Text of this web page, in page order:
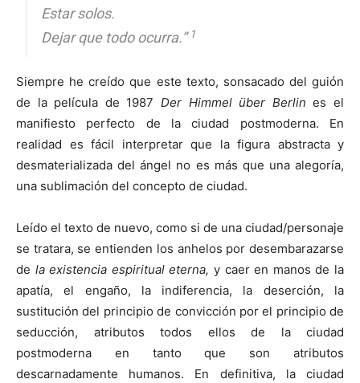
Estar solos.
Dejar que todo ocurra.” 1
Siempre he creído que este texto, sonsacado del guión
de la película de 1987 Der Himmel über Berlin es el
manifiesto perfecto de la ciudad postmoderna. En
realidad es fácil interpretar que la figura abstracta y
desmaterializada del ángel no es más que una alegoría,
una sublimación del concepto de ciudad.
Leído el texto de nuevo, como si de una ciudad/personaje
se tratara, se entienden los anhelos por desembarazarse
de la existencia espiritual eterna,y caer en manos de la
apatía, el engaño, la indiferencia, la deserción, la
sustitución del principio de convicción por el principio de
seducción, atributos todos ellos de la ciudad
postmoderna en tanto que son atributos
descarnadamente humanos. En definitiva, la ciudad